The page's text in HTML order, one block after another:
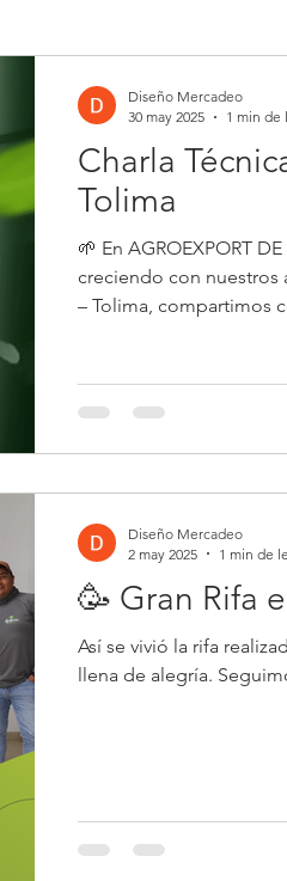
Charla
Tolima
🌱 En AGROEXPORT
creciendo con nuestros
– Tolima, compartimos
Diseño Mercadeo
30 may 2025
1 min de
🥳 Gran Rifa
Así se vivió la rifa
llena de alegría.
Diseño Mercadeo
2 may 2025
1 min de